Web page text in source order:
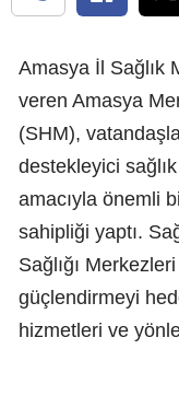
Amasya İl Sağlık
veren Amasya
(SHM),
destekleyici
amacıyla önemli
sahipliği yaptı.
Sağlığı
güçlendirmeyi
hizmetleri ve